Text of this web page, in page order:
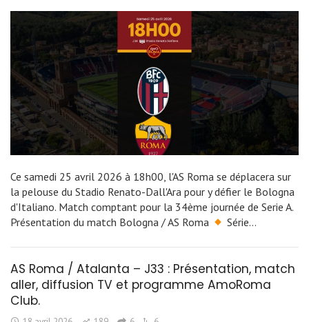
Ce samedi 25 avril 2026 à 18h00, l'AS Roma se déplacera sur
la pelouse du Stadio Renato-Dall'Ara pour y défier le Bologna
d'Italiano. Match comptant pour la 34ème journée de Serie A.
Présentation du match Bologna / AS Roma
Série…
AS Roma / Atalanta – J33 : Présentation, match
aller, diffusion TV et programme AmoRoma
Club.